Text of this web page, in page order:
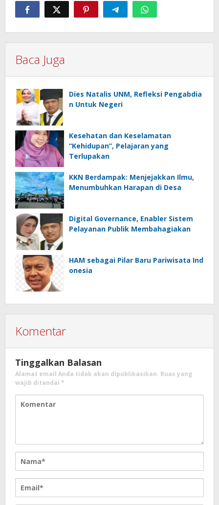
Baca Juga
Dies Natalis UNM, Refleksi Pengabdia
n Untuk Negeri
Kesehatan dan Keselamatan
“Kehidupan”, Pelajaran yang
Terlupakan
KKN Berdampak: Menjejakkan Ilmu,
Menumbuhkan Harapan di Desa
Digital Governance, Enabler Sistem
Pelayanan Publik Membahagiakan
HAM sebagai Pilar Baru Pariwisata Ind
onesia
Komentar
Tinggalkan Balasan
Alamat email Anda tidak akan dipublikasikan. Ruas yang
wajib ditandai *